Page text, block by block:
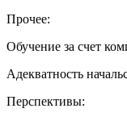
Прочее:
Обучение за счет
Адекватность
Перспективы: